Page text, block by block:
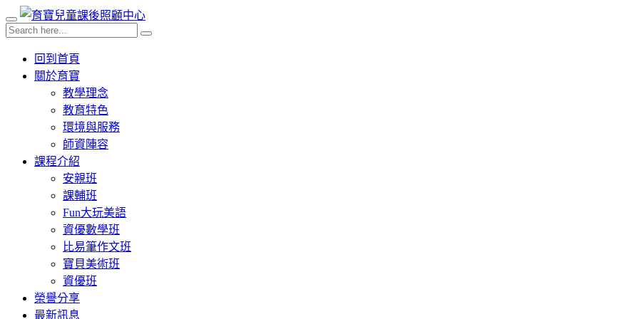
回到首頁
關於育寶
教學理念
教育特色
環境與服務
師資陣容
課程介紹
安親班
課輔班
Fun大玩美語
資優數學班
比易筆作文班
寶貝美術班
資優班
榮譽分享
最新訊息